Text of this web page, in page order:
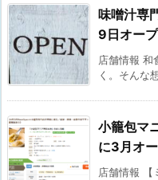
味噌汁専
9日オープ
店舗情報 和
く。そんな
小籠包マ
に3月オ
店舗情報 【